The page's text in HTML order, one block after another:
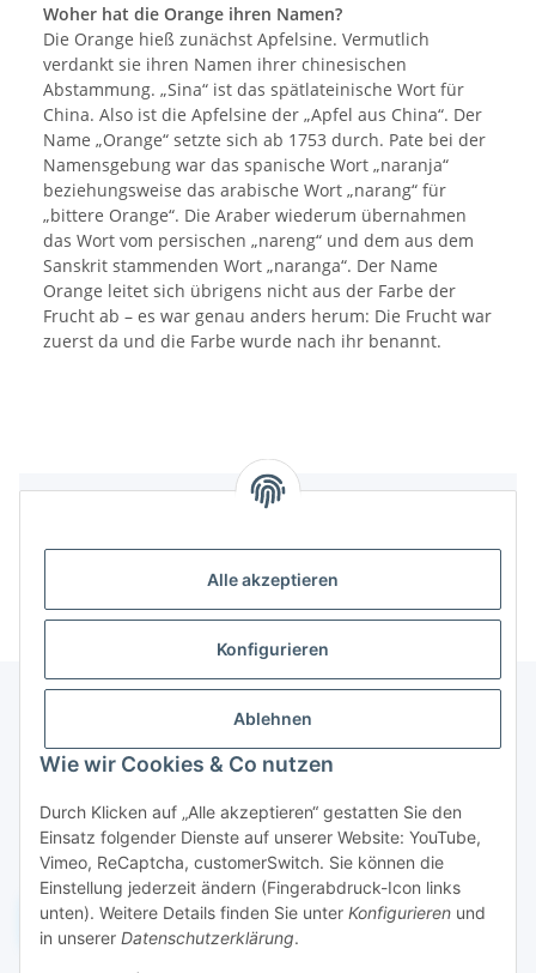
Alle akzeptieren
Konfigurieren
Ablehnen
Wie wir Cookies & Co nutzen
Durch Klicken auf „Alle akzeptieren“ gestatten Sie den
Einsatz folgender Dienste auf unserer Website: YouTube,
Vimeo, ReCaptcha, customerSwitch. Sie können die
Einstellung jederzeit ändern (Fingerabdruck-Icon links
unten). Weitere Details finden Sie unter Konfigurieren und
in unserer Datenschutzerklärung.
Woher hat die Orange ihren Namen?
Die Orange hieß zunächst Apfelsine. Vermutlich
verdankt sie ihren Namen ihrer chinesischen
Abstammung. „Sina“ ist das spätlateinische Wort für
China. Also ist die Apfelsine der „Apfel aus China“. Der
Name „Orange“ setzte sich ab 1753 durch. Pate bei der
Namensgebung war das spanische Wort „naranja“
beziehungsweise das arabische Wort „narang“ für
„bittere Orange“. Die Araber wiederum übernahmen
das Wort vom persischen „nareng“ und dem aus dem
Sanskrit stammenden Wort „naranga“. Der Name
Orange leitet sich übrigens nicht aus der Farbe der
Frucht ab – es war genau anders herum: Die Frucht war
zuerst da und die Farbe wurde nach ihr benannt.
Informationen
Gesetzliche Informationen
Widerruf einreichen